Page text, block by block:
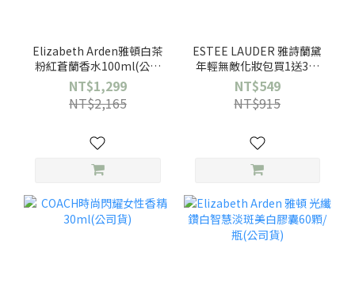
Elizabeth Arden雅頓白茶
粉紅蒼蘭香水100ml(公司
貨)
NT$1,299
NT$2,165
ESTEE LAUDER 雅詩蘭黛
年輕無敵化妝包買1送3保
養組
NT$549
NT$915